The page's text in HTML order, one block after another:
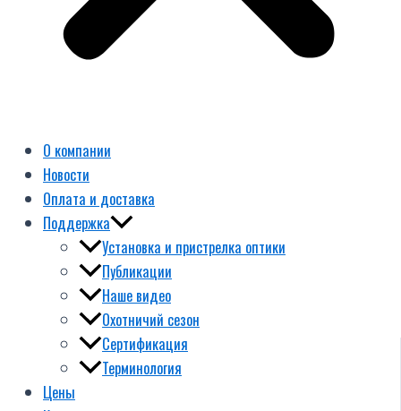
О компании
Новости
Оплата и доставка
Поддержка
Установка и пристрелка оптики
Публикации
Наше видео
Охотничий сезон
Сертификация
Терминология
Цены